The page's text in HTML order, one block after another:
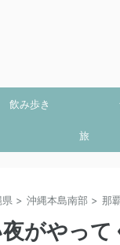
飲み歩き
旅
> 沖縄本島南部 > 那
がやっ